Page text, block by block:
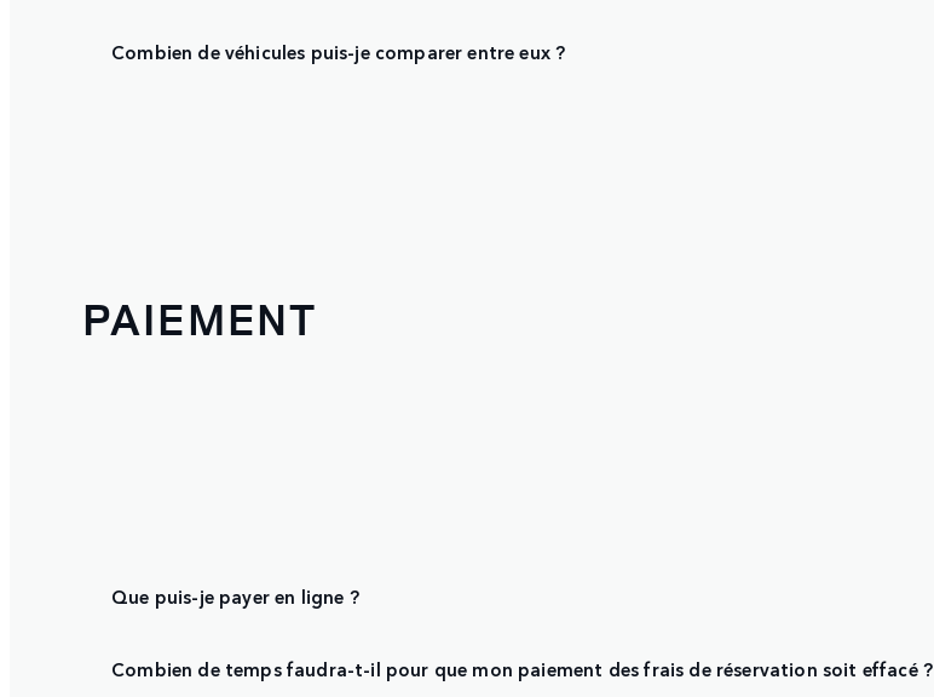
Combien de véhicules puis-je comparer entre eux ?
PAIEMENT
Que puis-je payer en ligne ?
Combien de temps faudra-t-il pour que mon paiement des frais de réservation soit effacé ?